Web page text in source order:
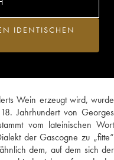
Wein erzeugt wird, wurde
Jahrhundert von Georges
vom lateinischen Wort
der Gascogne zu „fitte“
dem, auf dem sich der
IDENTISCHEN